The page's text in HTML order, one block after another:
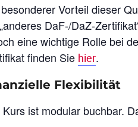
Vorteil dieser
DaF-/DaZ-
eine wichtige Rolle bei
finden Sie hier.
Flexibilität
Kurs ist modular buchbar.